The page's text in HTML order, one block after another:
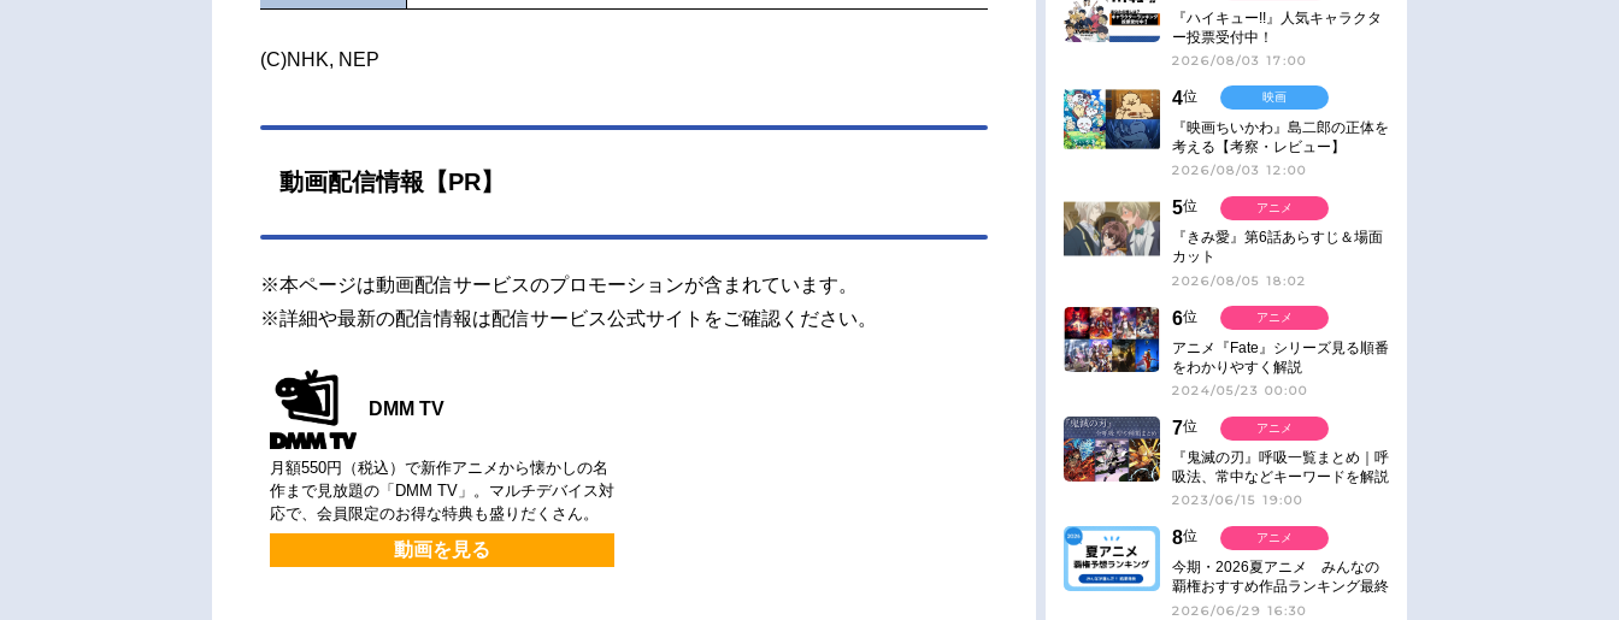
(C)NHK, NEP
動画配信情報【PR】
※本ページは動画配信サービスのプロモーションが含まれています。
※詳細や最新の配信情報は配信サービス公式サイトをご確認ください。
DMM TV
月額550円（税込）で新作アニメから懐かしの名
作まで見放題の「DMM TV」。マルチデバイス対
応で、会員限定のお得な特典も盛りだくさん。
動画を見る
『ハイキュー!!』人気キャラクタ
ー投票受付中！
2026/08/03 17:00
4位
『映画ちいかわ』島二郎の正体を
考える【考察・レビュー】
2026/08/03 12:00
映画
5位
『きみ愛』第6話あらすじ＆場面
カット
2026/08/05 18:02
アニメ
6位
アニメ『Fate』シリーズ見る順番
をわかりやすく解説
2024/05/23 00:00
アニメ
7位
『鬼滅の刃』呼吸一覧まとめ｜呼
吸法、常中などキーワードを解説
2023/06/15 19:00
アニメ
8位
今期・2026夏アニメ みんなの
覇権おすすめ作品ランキング最終
結果発表！
2026/06/29 16:30
アニメ